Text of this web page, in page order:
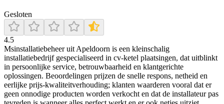
Gesloten
4.5
Msinstallatiebeheer uit Apeldoorn is een kleinschalig
installatiebedrijf gespecialiseerd in cv-ketel plaatsingen, dat uitblinkt
in persoonlijke service, betrouwbaarheid en klantgerichte
oplossingen. Beoordelingen prijzen de snelle respons, netheid en
eerlijke prijs‑kwaliteitverhouding; klanten waarderen vooral dat er
geen onnodige producten worden verkocht en dat de installateur pas